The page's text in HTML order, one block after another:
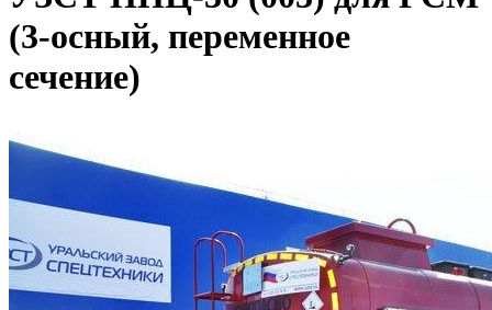
(3-осный, переменное
сечение)